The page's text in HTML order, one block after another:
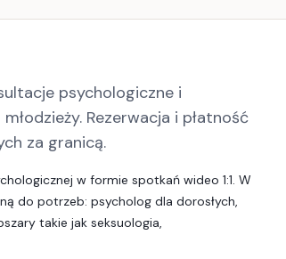
psychologiczne i
Rezerwacja i płatność
za granicą.
w formie spotkań wideo 1:1. W
do potrzeb: psycholog dla dorosłych,
takie jak seksuologia,